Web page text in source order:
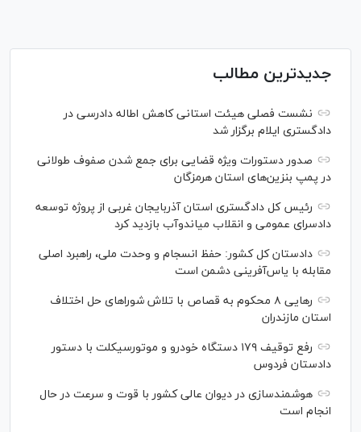
جدیدترین مطالب
نشست فصلی هیئت استانی کاهش اطاله دادرسی در
دادگستری ایلام برگزار شد
صدور دستورات ویژه قضایی برای جمع شدن صفوف طولانی
در پمپ بنزین‌های استان هرمزگان
رئیس کل دادگستری استان آذربایجان غربی از پروژه توسعه
دادسرای عمومی و انقلاب میاندوآب بازدید کرد
دادستان کل کشور: حفظ انسجام و وحدت ملی، راهبرد اصلی
مقابله با یاس‌آفرینی دشمن است
رهایی ۸ محکوم به قصاص با تلاش شورا‌های حل اختلاف
استان مازندران
رفع توقیف ۱۷۹ دستگاه خودرو و موتورسیکلت با دستور
دادستان فردوس
هوشمندسازی در دیوان عالی کشور با قوت و سرعت در حال
انجام است